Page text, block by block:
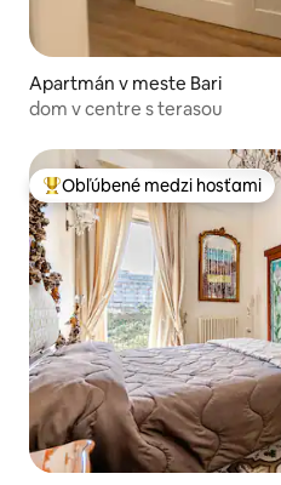
Apartmán v meste Bari
dom v centre s terasou
Najobľúbenejšie medzi hosťami
Obľúbené medzi hosťami